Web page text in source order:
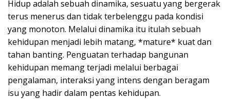
Hidup adalah sebuah dinamika, sesuatu yang bergerak
terus menerus dan tidak terbelenggu pada kondisi
yang monoton. Melalui dinamika itu itulah sebuah
kehidupan menjadi lebih matang, *mature* kuat dan
tahan banting. Penguatan terhadap bangunan
kehidupan memang terjadi melalui berbagai
pengalaman, interaksi yang intens dengan beragam
isu yang hadir dalam pentas kehidupan.